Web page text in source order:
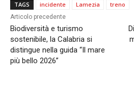
TAGS incidente Lamezia treno
Articolo precedente
Biodiversità e turismo
sostenibile, la Calabria si
distingue nella guida “Il mare
più bello 2026”